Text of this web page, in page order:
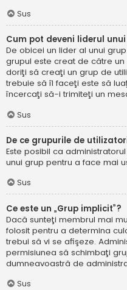
Sus
Cum pot deveni liderul
De obicei un lider al unui
grupul este creat de către
doriţi să creaţi un grup de
trebuie să îl faceţi este să
încercaţi să-i trimiteţi un
Sus
De ce grupurile de
Este posibil ca
unui grup pentru a face mai
Sus
Ce este un „Grup implicit”?
Dacă sunteţi membrul mai
folosit pentru a determina
trebui să vi se afişeze.
permisiunea să schimbaţi
dumneavoastră de
Sus